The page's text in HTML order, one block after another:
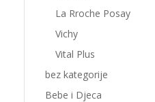
La Rroche Posay
Vichy
Vital Plus
bez kategorije
Bebe i Djeca